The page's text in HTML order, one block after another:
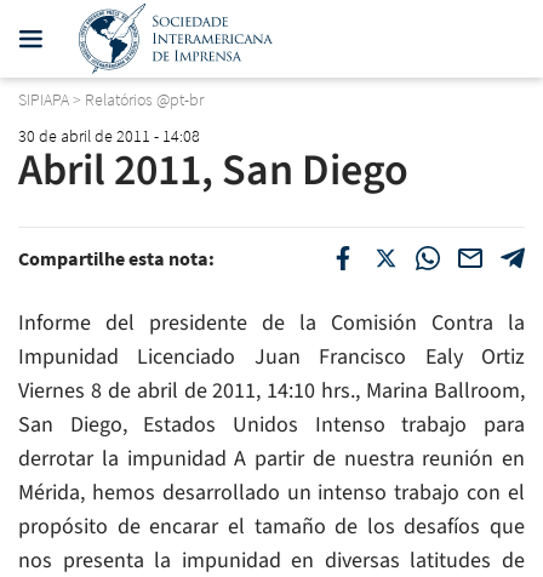
SIPIAPA> Relatórios @pt-br
30 de abril de 2011 - 14:08
Abril 2011, San Diego
Compartilhe esta nota:
Informe del presidente de la Comisión Contra la
Impunidad Licenciado Juan Francisco Ealy Ortiz
Viernes 8 de abril de 2011, 14:10 hrs., Marina Ballroom,
San Diego, Estados Unidos Intenso trabajo para
derrotar la impunidad A partir de nuestra reunión en
Mérida, hemos desarrollado un intenso trabajo con el
propósito de encarar el tamaño de los desafíos que
nos presenta la impunidad en diversas latitudes de